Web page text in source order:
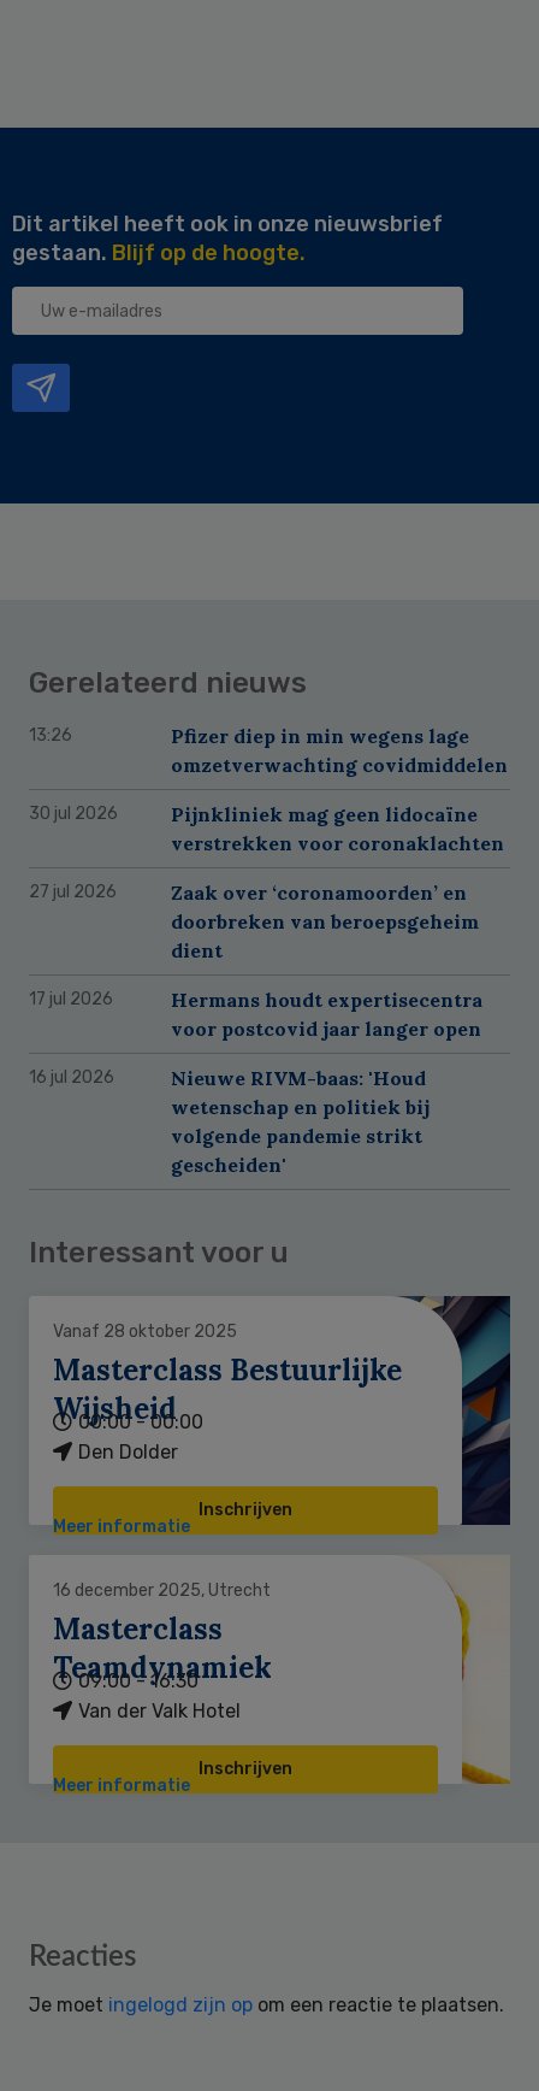
Dit artikel heeft ook in onze nieuwsbrief
gestaan. Blijf op de hoogte.
Uw
Gerelateerd nieuws
13:26
Pfizer diep in min wegens lage
omzetverwachting covidmiddelen
30 jul 2026
Pijnkliniek mag geen lidocaïne
verstrekken voor coronaklachten
27 jul 2026
Zaak over ‘coronamoorden’ en
doorbreken van beroepsgeheim
dient
17 jul 2026
Hermans houdt expertisecentra
voor postcovid jaar langer open
16 jul 2026
Nieuwe RIVM-baas: 'Houd
wetenschap en politiek bij
volgende pandemie strikt
gescheiden'
Interessant voor u
Vanaf 28 oktober 2025
Masterclass Bestuurlijke
Wijsheid
00:00 - 00:00
Den Dolder
Inschrijven
Meer informatie
16 december 2025, Utrecht
Masterclass
Teamdynamiek
09:00 - 16:30
Van der Valk Hotel
Inschrijven
Meer informatie
Reader
Reacties
Je moet ingelogd zijn op om een reactie te plaatsen.